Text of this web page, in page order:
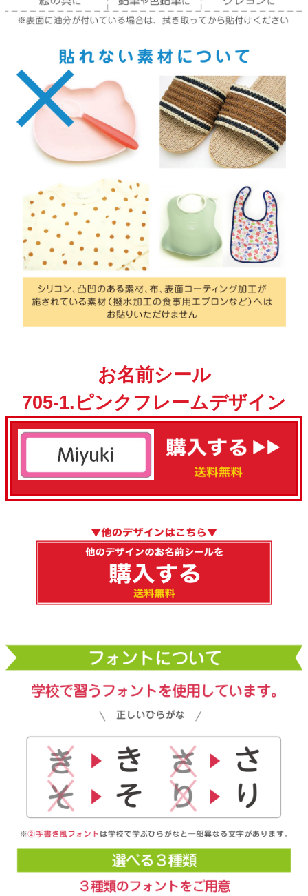
お名前シール
705-1.ピンクフレームデザイン